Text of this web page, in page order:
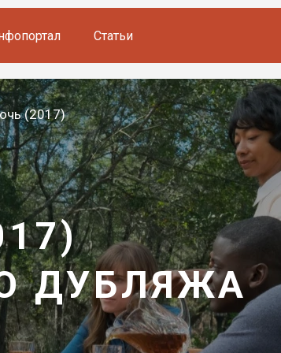
Статьи
(2017)
ДУБЛЯЖА